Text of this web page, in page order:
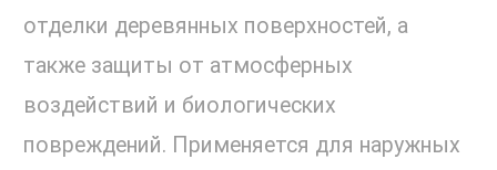
отделки деревянных поверхностей, а
также защиты от атмосферных
воздействий и биологических
повреждений. Применяется для наружных